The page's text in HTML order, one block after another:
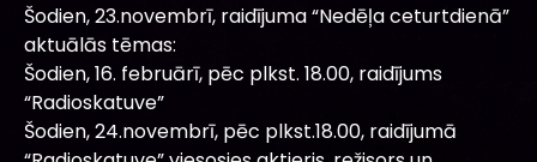
Šodien, 23.novembrī, raidījuma “Nedēļa ceturtdienā”
aktuālās tēmas:
Šodien, 16. februārī, pēc plkst. 18.00, raidījums
“Radioskatuve”
Šodien, 24.novembrī, pēc plkst.18.00, raidījumā